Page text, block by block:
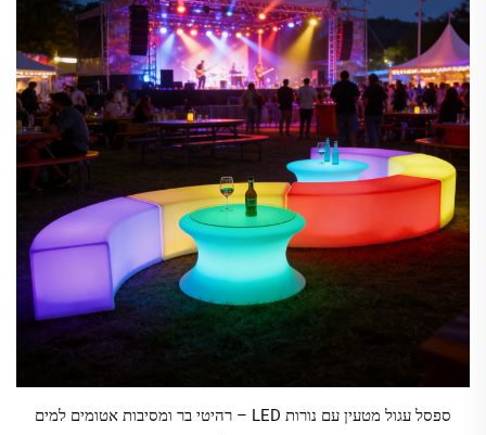
ספסל עגול מטעין עם נורות LED – רהיטי בר ומסיבות אטומים למים